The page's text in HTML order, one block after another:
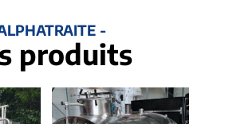
-
produits